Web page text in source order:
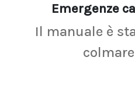
Emergenze
Il manuale è